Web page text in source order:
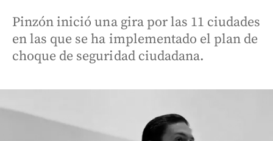
Pinzón inició una gira por las 11 ciudades
en las que se ha implementado el plan de
choque de seguridad ciudadana.